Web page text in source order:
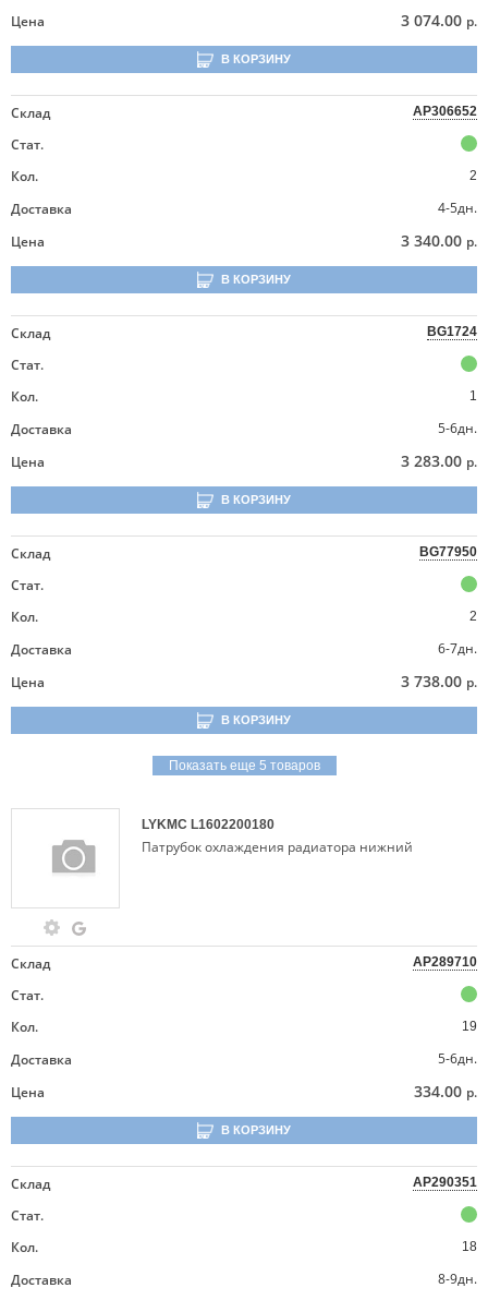
Цена 3 074.00 р.
В КОРЗИНУ
Склад AP306652
Стат.
Кол.
2
Доставка
4-5дн.
Цена
3 340.00 р.
В КОРЗИНУ
Склад BG1724
Стат.
Кол.
1
Доставка
5-6дн.
Цена
3 283.00 р.
В КОРЗИНУ
Склад BG77950
Стат.
Кол.
2
Доставка
6-7дн.
Цена
3 738.00 р.
В КОРЗИНУ
Показать еще 5 товаров
LYKMC L1602200180
Патрубок охлаждения радиатора нижний
Склад AP289710
Стат.
Кол.
19
Доставка
5-6дн.
Цена
334.00 р.
В КОРЗИНУ
Склад AP290351
Стат.
Кол.
18
Доставка
8-9дн.